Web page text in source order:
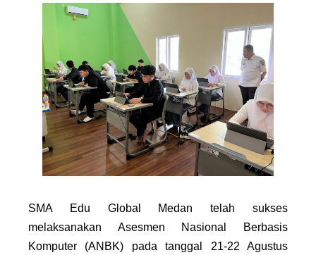
SMA Edu Global Medan telah sukses
melaksanakan Asesmen Nasional Berbasis
Komputer (ANBK) pada tanggal 21-22 Agustus